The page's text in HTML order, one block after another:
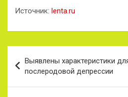
Источник: lenta.ru
по
записям
Выявлены характеристики
послеродовой депрессии